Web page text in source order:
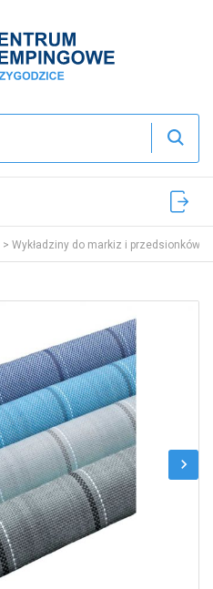
> Wykładziny do markiz i przedsionków
chevron_right